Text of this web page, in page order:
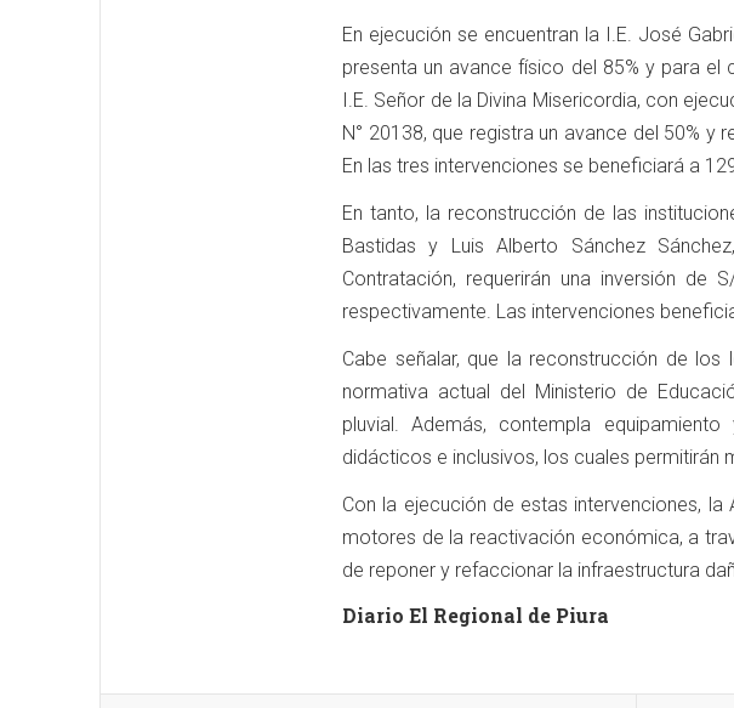
En ejecución se encuentran la I.E. José
presenta un avance físico del 85% y para el
I.E. Señor de la Divina Misericordia, con
N° 20138, que registra un avance del 50% y
En las tres intervenciones se beneficiará a
En tanto, la reconstrucción de las
Bastidas y Luis Alberto Sánchez
Contratación, requerirán una inversión
respectivamente. Las intervenciones
Cabe señalar, que la reconstrucción de
normativa actual del Ministerio de
pluvial. Además, contempla
didácticos e inclusivos, los cuales permitirán
Con la ejecución de estas intervenciones,
motores de la reactivación económica, a
de reponer y refaccionar la infraestructura
Diario El Regional de Piura